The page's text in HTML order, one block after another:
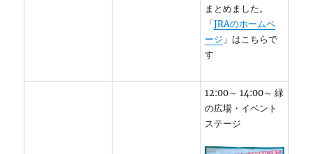
まとめました。
「JRAのホームペ
ージ 」はこちらで
す
12:00～ 14:00～ 緑
の広場・イベント
ステージ